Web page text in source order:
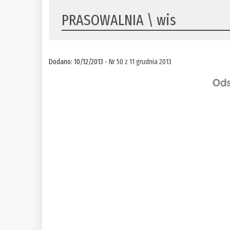
PRASOWALNIA \ wis
Dodano: 10/12/2013 -Nr 50 z 11 grudnia 2013